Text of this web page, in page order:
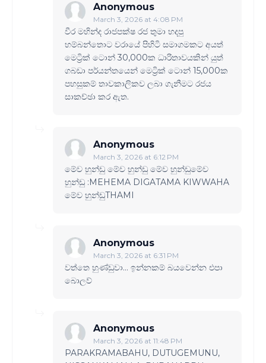
Anonymous
March 3, 2026 at 4:08 PM
වීර මහින්ද රාජපක්ෂ රජ තුමා හදපු
හම්බන්තොට වරායේ පිහිටි සමාගමකට අයත්
මෙට්‍රික් ටොන් 30,000ක ධාරිතාවයකින් යුත්
ගබඩා පර්යන්තයෙන් මෙට්‍රික් ටොන් 15,000ක
පහසුකම් තාවකාලිකව ලබා ගැනීමට රජය
සාකච්ඡා කර ඇත.
Anonymous
March 3, 2026 at 6:12 PM
මේව හුන්ඩු මේව හුන්ඩු මේව හුන්ඩුමේව
හුන්ඩු :MEHEMA DIGATAMA KIWWAHA
මේව හුන්ඩුTHAMI
Anonymous
March 3, 2026 at 6:31 PM
වත්තෙ හුණ්ඩුවා... ඉන්නකම් බයවෙන්න එපා
බොලව්
Anonymous
March 3, 2026 at 11:48 PM
PARAKRAMABAHU, DUTUGEMUNU,